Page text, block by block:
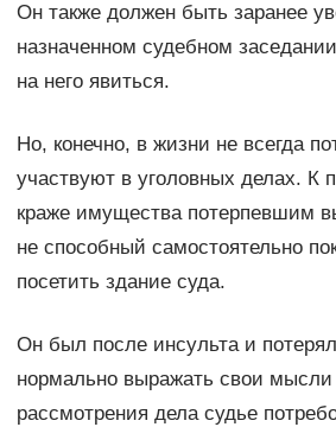
Он также должен быть заранее
назначенном судебном
на него явиться.
Но, конечно, в жизни не всегда
участвуют в уголовных делах. К
краже имущества потерпевшим
не способный самостоятельно
посетить здание суда.
Он был после инсульта и
нормально выражать свои мысли
рассмотрения дела судье